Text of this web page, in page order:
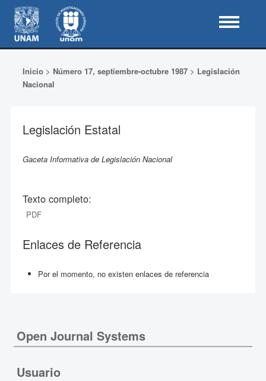
Inicio> Número 17, septiembre-octubre 1987> Legislación
Nacional
Legislación Estatal
Gaceta Informativa de Legislación Nacional
Texto completo:
PDF
Enlaces de Referencia
Por el momento, no existen enlaces de referencia
Open Journal Systems
Usuario